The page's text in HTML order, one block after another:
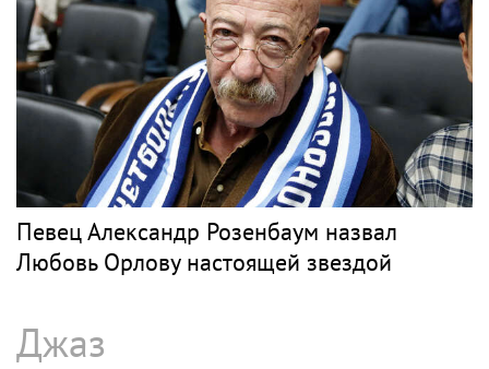
Певец Александр Розенбаум назвал
Любовь Орлову настоящей звездой
Джаз